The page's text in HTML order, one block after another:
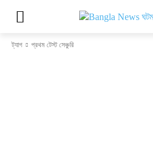
ট্যাগ প্রথম টেস্ট সেঞ্চুরি